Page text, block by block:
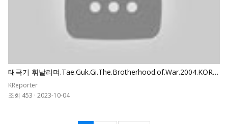
태극기 휘날리며.Tae.Guk.Gi.The.Brotherhood.of.War.2004.KORE
AN.REMASTERED.1080p
KReporter
조회 453 · 2023-10-04